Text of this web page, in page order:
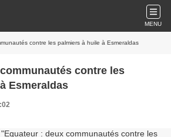
MENU
contre les palmiers à huile à Esmeraldas
contre les
Esmeraldas